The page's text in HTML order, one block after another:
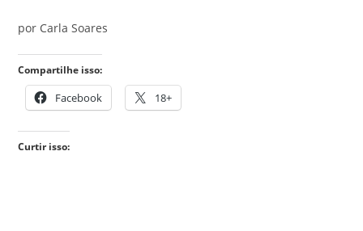
por Carla Soares
Compartilhe isso:
Facebook 18+
Curtir isso: